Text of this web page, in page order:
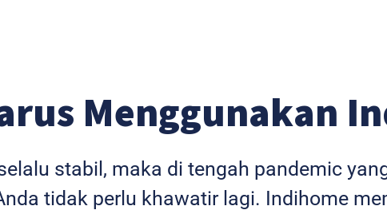
Menggunakan
stabil, maka di tengah pandemic
tidak perlu khawatir lagi. Indihome